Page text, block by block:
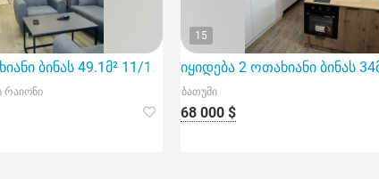
ბინას 49.1მ² 11/12 სართ
რაიონი
15
იყიდება 2 ოთახიანი ბინას
ბათუმი
68 000 $